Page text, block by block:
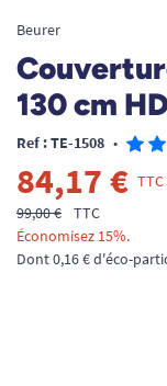
Beurer
130 cm
Ref : TE-1508 •
84,17 € TTC
99,00 €
TTC
Économisez 15%.
Dont 0,16 € d'éco-